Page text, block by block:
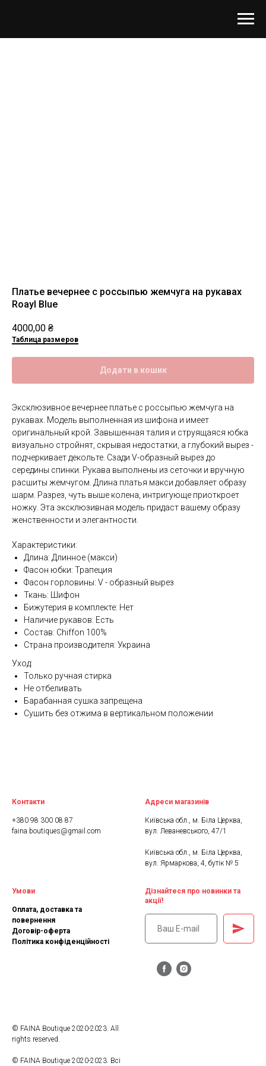
Платье вечернее с россыпью жемчуга на рукавах
Roayl Blue
4000,00 ₴
Таблица размеров
Додати в кошик
Эксклюзивное вечернее платье с россыпью жемчуга на
рукавах. Модель выполненная из шифона и имеет
оригинальный крой. Завышенная талия и струящаяся юбка
визуально стройнят, скрывая недостатки, а глубокий вырез -
подчеркивает декольте. Сзади V-образный вырез до
середины спинки. Рукава выполнены из сеточки и вручную
расшиты жемчугом. Длина платья макси добавляет образу
шарм. Разрез, чуть выше колена, интригующе приоткроет
ножку. Эта эксклюзивная модель придаст вашему образу
женственности и элегантности.
Характеристики:
Длина: Длинное (макси)
Фасон юбки: Трапеция
Фасон горловины: V - образный вырез
Ткань: Шифон
Бижутерия в комплекте: Нет
Наличие рукавов: Есть
Состав: Chiffon 100%
Страна производителя: Украина
Уход:
Только ручная стирка
Не отбеливать
Барабанная сушка запрещена
Сушить без отжима в вертикальном положении
Контакти
+380 98 300 08 87
faina.boutiques@gmail.com
Адреси магазинів
Київська обл., м. Біла Церква,
вул. Леваневського, 47/1
Київська обл., м. Біла Церква,
вул. Ярмаркова, 4, бутік № 5
Умови
Оплата, доставка та
повернення
Договір-оферта
Політика конфіденційності
Дізнайтеся про новинки та
акції!
© FAINA Boutique 2020-2023. All
rights reserved.
© FAINA Boutique 2020-2023. Всі